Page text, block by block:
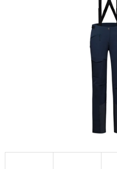
hvězdiček.